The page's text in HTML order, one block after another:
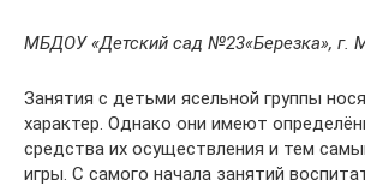
МБДОУ «Детский сад №23«Березка», г.
Занятия с детьми ясельной группы
характер. Однако они имеют
средства их осуществления и тем
игры. С самого начала занятий